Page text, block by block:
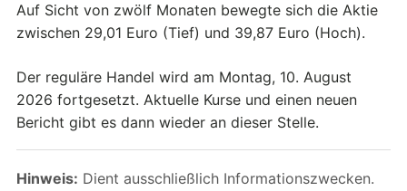
Auf Sicht von zwölf Monaten bewegte sich die Aktie
zwischen 29,01 Euro (Tief) und 39,87 Euro (Hoch).
Der reguläre Handel wird am Montag, 10. August
2026 fortgesetzt. Aktuelle Kurse und einen neuen
Bericht gibt es dann wieder an dieser Stelle.
Hinweis: Dient ausschließlich Informationszwecken.